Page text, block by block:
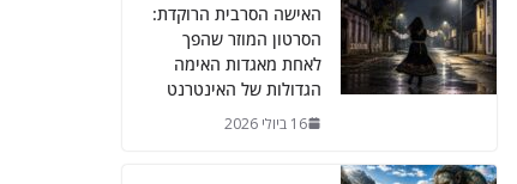
האישה הסרבית הרוקדת:
הסרטון המוזר שהפך
לאחת מאגדות האימה
הגדולות של האינטרנט
16 ביולי 2026